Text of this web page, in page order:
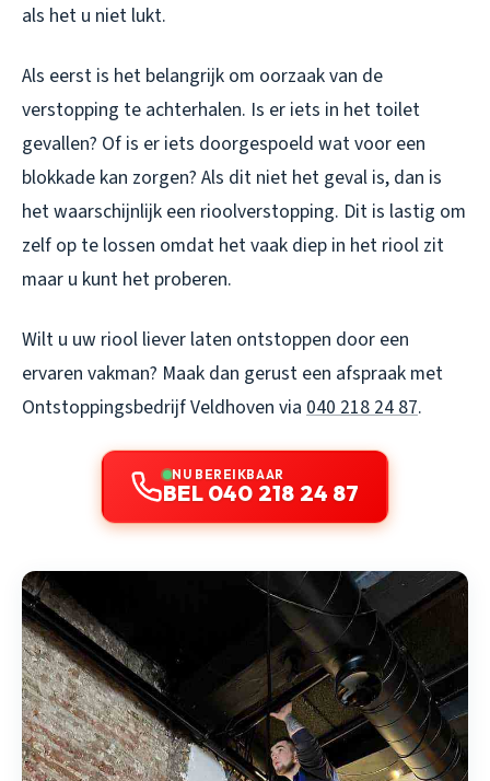
als het u niet lukt.
Als eerst is het belangrijk om oorzaak van de
verstopping te achterhalen. Is er iets in het toilet
gevallen? Of is er iets doorgespoeld wat voor een
blokkade kan zorgen? Als dit niet het geval is, dan is
het waarschijnlijk een rioolverstopping. Dit is lastig om
zelf op te lossen omdat het vaak diep in het riool zit
maar u kunt het proberen.
Wilt u uw riool liever laten ontstoppen door een
ervaren vakman? Maak dan gerust een afspraak met
Ontstoppingsbedrijf Veldhoven via 040 218 24 87.
NU BEREIKBAAR
BEL 040 218 24 87